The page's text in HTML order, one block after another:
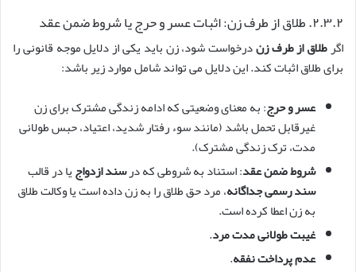
۲.۳.۲. طلاق از طرف زن: اثبات عسر و حرج یا شروط ضمن عقد
اگرطلاق از طرف زندرخواست شود، زن باید یکی از دلایل موجه قانونی را
برای طلاق اثبات کند. این دلایل می تواند شامل موارد زیر باشد:
عسر و حرج: به معنای وضعیتی که ادامه زندگی مشترک برای زن
غیرقابل تحمل باشد (مانند سوء رفتار شدید، اعتیاد، حبس طولانی
مدت، ترک زندگی مشترک).
شروط ضمن عقد: استناد به شروطی که درسند ازدواجیا در قالب
سند رسمی جداگانه، مرد حق طلاق را به زن داده است یا وکالت طلاق
به زن اعطا کرده است.
غیبت طولانی مدت مرد.
عدم پرداخت نفقه.